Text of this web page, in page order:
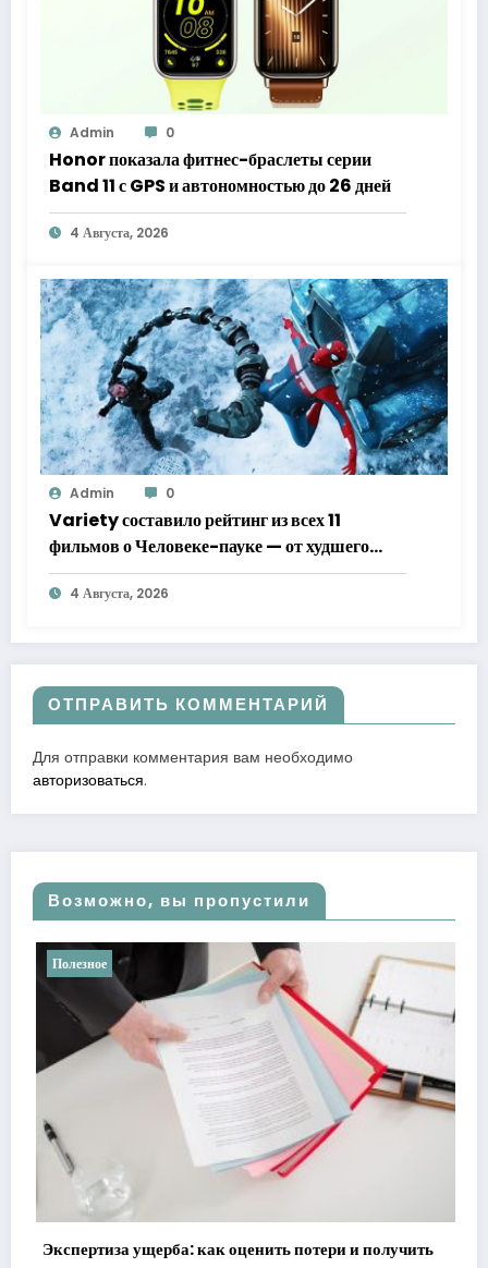
Admin 0
Honor показала фитнес-браслеты серии
Band 11 с GPS и автономностью до 26 дней
4 Августа, 2026
Admin 0
Variety составило рейтинг из всех 11
фильмов о Человеке-пауке — от худшего
к лучшему
4 Августа, 2026
ОТПРАВИТЬ КОММЕНТАРИЙ
Для отправки комментария вам необходимо
авторизоваться.
Возможно, вы пропустили
потери и получить
Полезное
21 мая, 2026 admin